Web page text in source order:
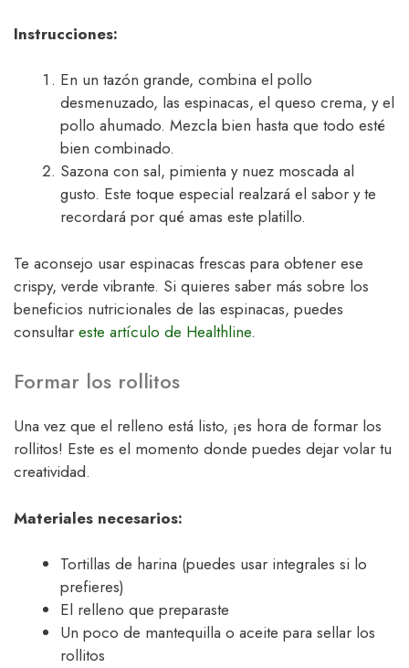
Instrucciones:
En un tazón grande, combina el pollo
desmenuzado, las espinacas, el queso crema, y el
pollo ahumado. Mezcla bien hasta que todo esté
bien combinado.
Sazona con sal, pimienta y nuez moscada al
gusto. Este toque especial realzará el sabor y te
recordará por qué amas este platillo.
Te aconsejo usar espinacas frescas para obtener ese
crispy, verde vibrante. Si quieres saber más sobre los
beneficios nutricionales de las espinacas, puedes
consultar este artículo de Healthline.
Formar los rollitos
Una vez que el relleno está listo, ¡es hora de formar los
rollitos! Este es el momento donde puedes dejar volar tu
creatividad.
Materiales necesarios:
Tortillas de harina (puedes usar integrales si lo
prefieres)
El relleno que preparaste
Un poco de mantequilla o aceite para sellar los
rollitos